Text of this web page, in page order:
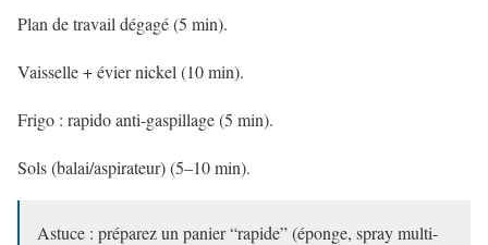
Plan de travail dégagé (5 min).
Vaisselle + évier nickel (10 min).
Frigo : rapido anti-gaspillage (5 min).
Sols (balai/aspirateur) (5–10 min).
Astuce : préparez un panier “rapide” (éponge, spray multi-